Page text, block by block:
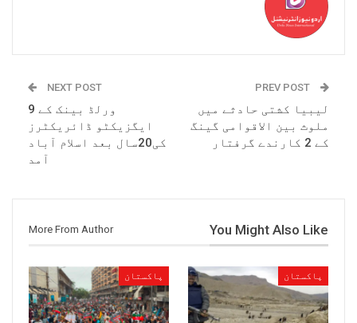
لیبیا کشتی حادثے میں
ملوث بین الاقوامی گینگ
کے 2 کارندے گرفتار
NEXT POST
ورلڈ بینک کے 9
ایگزیکٹو ڈائریکٹرز
کی20سال بعد اسلام آباد
آمد
You Might Also Like
More From Author
پاکستان پاکستان